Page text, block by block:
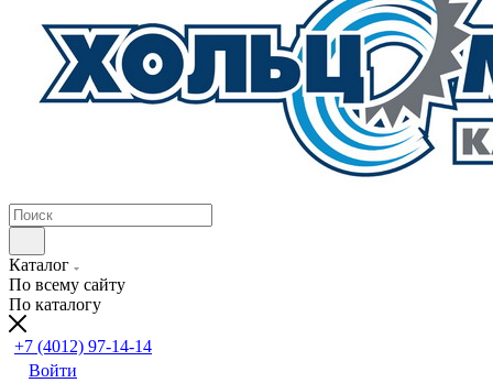
Каталог
По всему сайту
По каталогу
+7 (4012) 97-14-14
Войти